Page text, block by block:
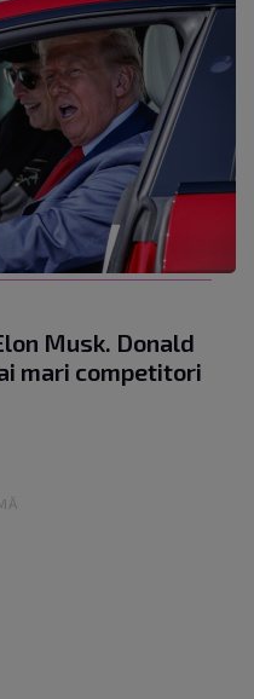
Musk. Donald
mari competitori